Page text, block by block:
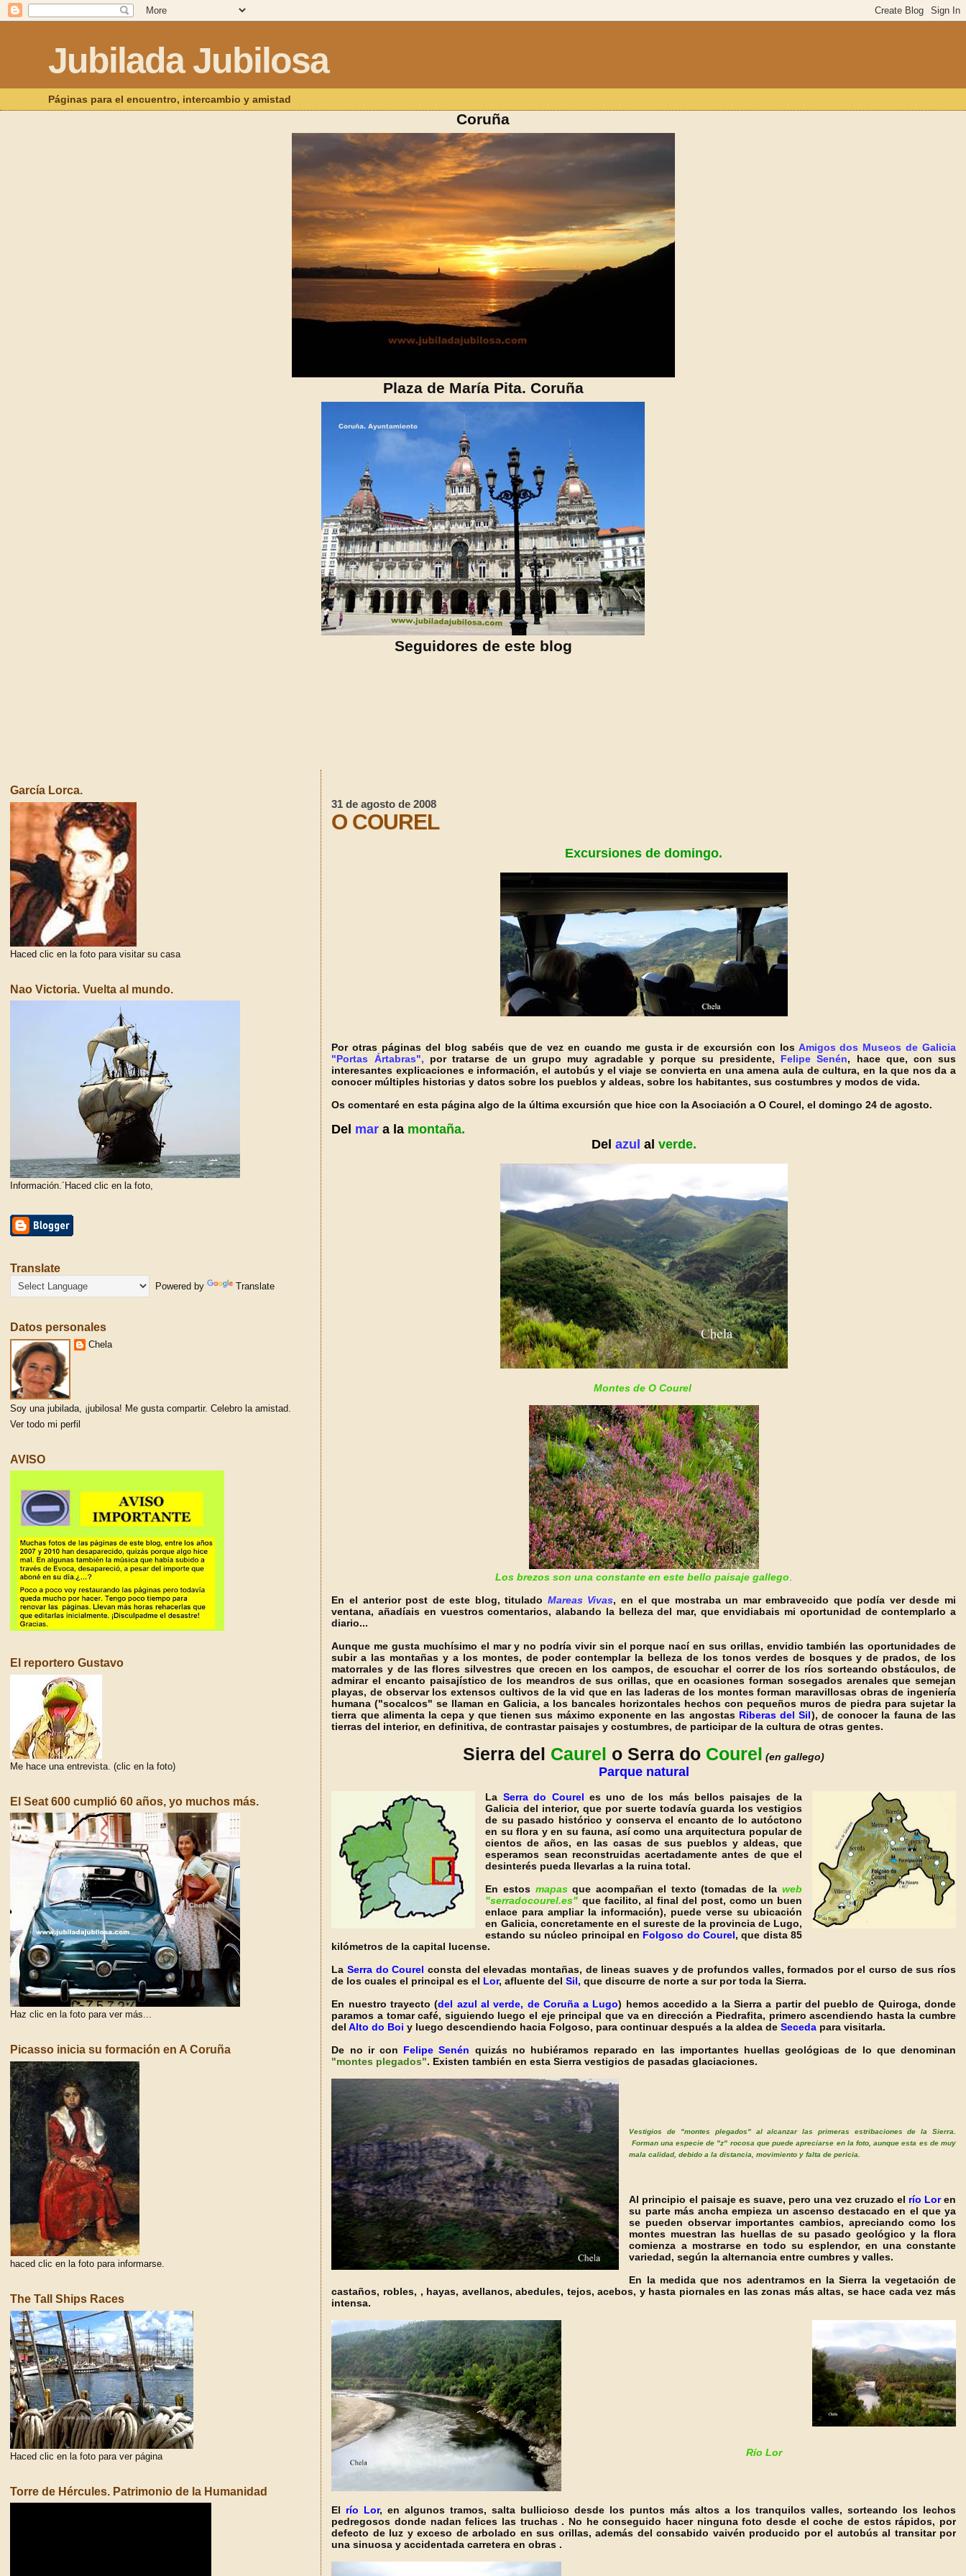
Jubilada Jubilosa
Páginas para el encuentro, intercambio y amistad
Coruña
Plaza de María Pita. Coruña
Seguidores de este blog
31 de agosto de 2008
O COUREL
Excursiones de domingo.
Por otras páginas del blog sabéis que de vez en cuando me gusta ir de excursión con los Amigos dos Museos de Galicia
"Portas Ártabras", por tratarse de un grupo muy agradable y porque su presidente, Felipe Senén, hace que, con sus
interesantes explicaciones e información, el autobús y el viaje se convierta en una amena aula de cultura, en la que nos da a
conocer múltiples historias y datos sobre los pueblos y aldeas, sobre los habitantes, sus costumbres y modos de vida.
Os comentaré en esta página algo de la última excursión que hice con la Asociación a O Courel, el domingo 24 de agosto.
Del mar a la montaña.
Del azul al verde.
Montes de O Courel
Los brezos son una constante en este bello paisaje gallego
En el anterior post de este blog, titulado Mareas Vivas, en el que mostraba un mar embravecido que podía ver desde mi
ventana, añadíais en vuestros comentarios, alabando la belleza del mar, que envidiabais mi oportunidad de contemplarlo a
diario...
Aunque me gusta muchísimo el mar y no podría vivir sin el porque nací en sus orillas, envidio también las oportunidades de
subir a las montañas y a los montes, de poder contemplar la belleza de los tonos verdes de bosques y de prados, de los
matorrales y de las flores silvestres que crecen en los campos, de escuchar el correr de los ríos sorteando obstáculos, de
admirar el encanto paisajístico de los meandros de sus orillas, que en ocasiones forman sosegados arenales que semejan
playas, de observar los extensos cultivos de la vid que en las laderas de los montes forman maravillosas obras de ingeniería
humana ("socalcos" se llaman en Galicia, a los bancales horizontales hechos con pequeños muros de piedra para sujetar la
tierra que alimenta la cepa y que tienen sus máximo exponente en las angostas Riberas del Sil), de conocer la fauna de las
tierras del interior, en definitiva, de contrastar paisajes y costumbres, de participar de la cultura de otras gentes.
Sierra del Caurel o Serra do Courel (en gallego)
Parque natural
La Serra do Courel es uno de los más bellos paisajes de la
Galicia del interior, que por suerte todavía guarda los vestigios
de su pasado histórico y conserva el encanto de lo autóctono
en su flora y en su fauna, así como una arquitectura popular de
cientos de años, en las casas de sus pueblos y aldeas, que
esperamos sean reconstruidas acertadamente antes de que el
desinterés pueda llevarlas a la ruina total.
En estos mapasque acompañan el texto (tomadas de la web
"serradocourel.es" que facilito, al final del post, como un buen
enlace para ampliar la información), puede verse su ubicación
en Galicia, concretamente en el sureste de la provincia de Lugo,
estando su núcleo principal en Folgoso do Courel, que dista 85
kilómetros de la capital lucense.
LaSerra do Courel consta del elevadas montañas, de lineas suaves y de profundos valles, formados por el curso de sus ríos
de los cuales el principal es el Lor, afluente delSil, que discurre de norte a sur por toda la Sierra.
En nuestro trayecto (del azul al verde, de Coruña a Lugo) hemos accedido a la Sierra a partir del pueblo de Quiroga, donde
paramos a tomar café, siguiendo luego el eje principal que va en dirección a Piedrafita, primero ascendiendo hasta la cumbre
delAlto do Boiy luego descendiendo hacia Folgoso, para continuar después a la aldea deSeceda para visitarla.
De no ir con Felipe Senén quizás no hubiéramos reparado en las importantes huellas geológicas de lo que denominan
"montes plegados". Existen también en esta Sierra vestigios de pasadas glaciaciones.
Vestigios de "montes plegados" al alcanzar las primeras estribaciones de la Sierra.
Forman una especie de "z" rocosa que puede apreciarse en la foto, aunque esta es de muy
mala calidad, debido a la distancia, movimiento y falta de pericia.
Al principio el paisaje es suave, pero una vez cruzado el río Loren
su parte más ancha empieza un ascenso destacado en el que ya
se pueden observar importantes cambios, apreciando como los
montes muestran las huellas de su pasado geológico y la flora
comienza a mostrarse en todo su esplendor, en una constante
variedad, según la alternancia entre cumbres y valles.
En la medida que nos adentramos en la Sierra la vegetación de
castaños, robles, , hayas, avellanos, abedules, tejos, acebos, y hasta piornales en las zonas más altas, se hace cada vez más
intensa.
Río Lor
El río Lor, en algunos tramos, salta bullicioso desde los puntos más altos a los tranquilos valles, sorteando los lechos
pedregosos donde nadan felices las truchas . No he conseguido hacer ninguna foto desde el coche de estos rápidos, por
defecto de luz y exceso de arbolado en sus orillas, además del consabido vaivén producido por el autobús al transitar por
una sinuosa y accidentada carretera en obras .
García Lorca.
Haced clic en la foto para visitar su casa
Nao Victoria. Vuelta al mundo.
Información.´Haced clic en la foto,
Translate
Powered by Translate
Datos personales
Chela
Soy una jubilada, ¡jubilosa! Me gusta compartir. Celebro la amistad.
Ver todo mi perfil
AVISO
El reportero Gustavo
Me hace una entrevista. (clic en la foto)
El Seat 600 cumplió 60 años, yo muchos más.
Haz clic en la foto para ver más...
Picasso inicia su formación en A Coruña
haced clic en la foto para informarse.
The Tall Ships Races
Haced clic en la foto para ver página
Torre de Hércules. Patrimonio de la Humanidad